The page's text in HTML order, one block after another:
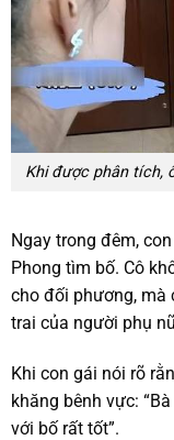
Khi được phân tích,
Ngay trong đêm,
Phong tìm bố. Cô
cho đối phương, mà
trai của người phụ
Khi con gái nói rõ
khăng bênh vực:
với bố rất tốt”.